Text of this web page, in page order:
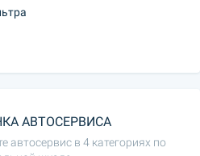
АВТОСЕРВИСА
автосервис в 4 категориях по